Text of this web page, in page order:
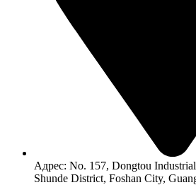
Адрес: No. 157, Dongtou
Shunde District, Foshan City,